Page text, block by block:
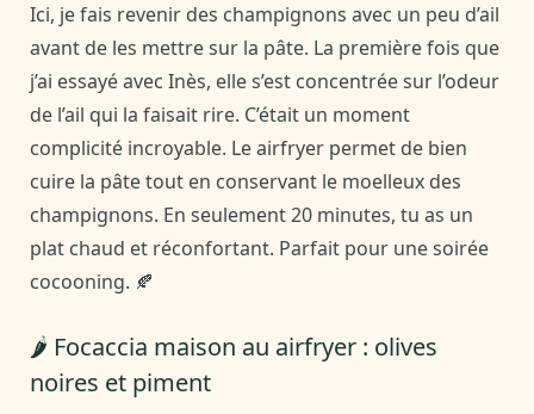
Ici, je fais revenir des champignons avec un peu d’ail
avant de les mettre sur la pâte. La première fois que
j’ai essayé avec Inès, elle s’est concentrée sur l’odeur
de l’ail qui la faisait rire. C’était un moment
complicité incroyable. Le airfryer permet de bien
cuire la pâte tout en conservant le moelleux des
champignons. En seulement 20 minutes, tu as un
plat chaud et réconfortant. Parfait pour une soirée
cocooning. 🍂
🌶️ Focaccia maison au airfryer : olives
noires et piment